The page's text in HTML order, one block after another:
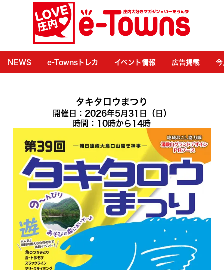
NEWS e-Townsトレカ イベント情報 広告掲載
タキタロウまつり
開催日：2026年5月31日（日）
時間：10時から14時